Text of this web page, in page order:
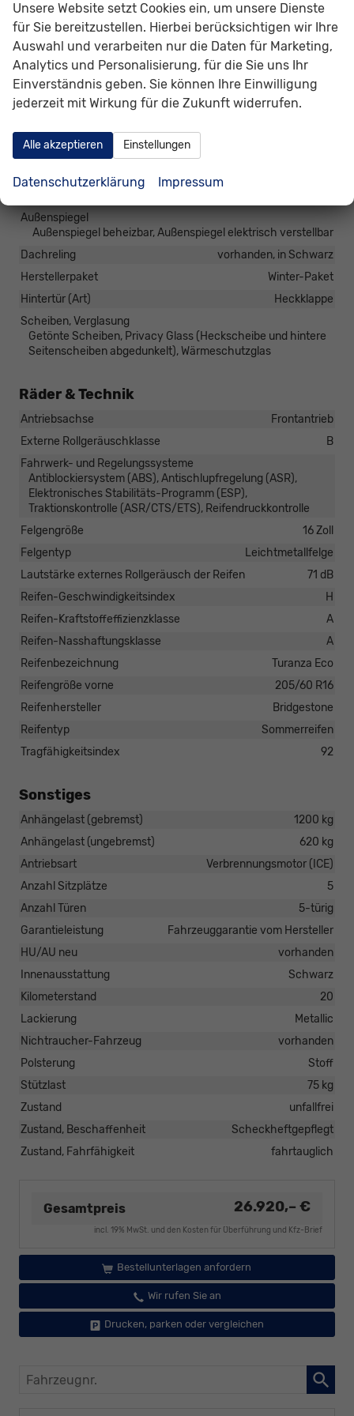
Pannenhilfe
Notrad
Start/Stop-Automatik
vorhanden
Waschwasserstandsanzeige
vorhanden
Zentralverriegelung
Zentralverriegelung, Zentralverriegelung mit
Funkfernbedienung, Schlüssellose Zentralverriegelung
Außenspiegel
Außenspiegel beheizbar, Außenspiegel elektrisch verstellbar
Dachreling
vorhanden, in Schwarz
Herstellerpaket
Winter-Paket
Hintertür (Art)
Heckklappe
Scheiben, Verglasung
Getönte Scheiben, Privacy Glass (Heckscheibe und hintere
Seitenscheiben abgedunkelt), Wärmeschutzglas
Räder & Technik
Antriebsachse
Frontantrieb
Externe Rollgeräuschklasse
B
Fahrwerk- und Regelungssysteme
Antiblockiersystem (ABS), Antischlupfregelung (ASR),
Elektronisches Stabilitäts-Programm (ESP),
Traktionskontrolle (ASR/CTS/ETS), Reifendruckkontrolle
Felgengröße
16 Zoll
Felgentyp
Leichtmetallfelge
Lautstärke externes Rollgeräusch der Reifen
71 dB
Reifen-Geschwindigkeitsindex
H
Reifen-Kraftstoffeffizienzklasse
A
Reifen-Nasshaftungsklasse
A
Reifenbezeichnung
Turanza Eco
Reifengröße vorne
205/60 R16
Reifenhersteller
Bridgestone
Reifentyp
Sommerreifen
Tragfähigkeitsindex
92
Sonstiges
Anhängelast (gebremst)
1200 kg
Anhängelast (ungebremst)
620 kg
Antriebsart
Verbrennungsmotor (ICE)
Anzahl Sitzplätze
5
Anzahl Türen
5-türig
Garantieleistung
Fahrzeuggarantie vom Hersteller
HU/AU neu
vorhanden
Innenausstattung
Schwarz
Kilometerstand
20
Lackierung
Metallic
Nichtraucher-Fahrzeug
vorhanden
Polsterung
Stoff
Stützlast
75 kg
Zustand
unfallfrei
Zustand, Beschaffenheit
Scheckheftgepflegt
Zustand, Fahrfähigkeit
fahrtauglich
Gesamtpreis 26.920,– €
incl. 19% MwSt. und den Kosten für Überführung und Kfz-Brief
Bestellunterlagen anfordern
Wir rufen Sie an
Drucken, parken oder vergleichen
Fahrzeugnr.
Unsere Website setzt Cookies ein, um unsere Dienste
für Sie bereitzustellen. Hierbei berücksichtigen wir Ihre
Auswahl und verarbeiten nur die Daten für Marketing,
Analytics und Personalisierung, für die Sie uns Ihr
Einverständnis geben. Sie können Ihre Einwilligung
jederzeit mit Wirkung für die Zukunft widerrufen.
Alle akzeptieren Einstellungen
Datenschutzerklärung Impressum